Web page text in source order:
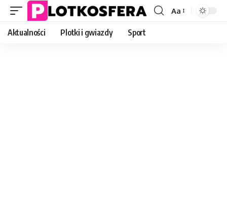
Font
Aa
Aktualności Plotki i gwiazdy Sport